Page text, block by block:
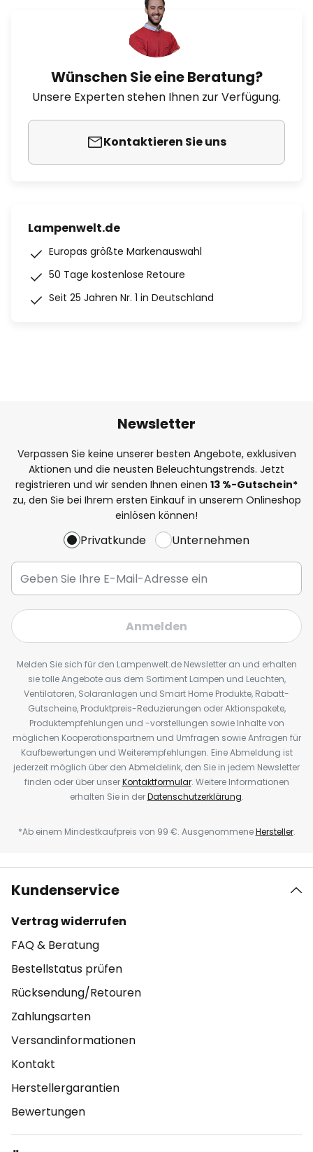
Wünschen Sie eine Beratung?
Unsere Experten stehen Ihnen zur Verfügung.
Kontaktieren Sie uns
Lampenwelt.de
Europas größte Markenauswahl
50 Tage kostenlose Retoure
Seit 25 Jahren Nr. 1 in Deutschland
Newsletter
Verpassen Sie keine unserer besten Angebote, exklusiven
Aktionen und die neusten Beleuchtungstrends. Jetzt
registrieren und wir senden Ihnen einen 13 %-Gutschein*
zu, den Sie bei Ihrem ersten Einkauf in unserem Onlineshop
einlösen können!
Privatkunde Unternehmen
Anmelden
Melden Sie sich für den Lampenwelt.de Newsletter an und erhalten
sie tolle Angebote aus dem Sortiment Lampen und Leuchten,
Ventilatoren, Solaranlagen und Smart Home Produkte, Rabatt-
Gutscheine, Produktpreis-Reduzierungen oder Aktionspakete,
Produktempfehlungen und -vorstellungen sowie Inhalte von
möglichen Kooperationspartnern und Umfragen sowie Anfragen für
Kaufbewertungen und Weiterempfehlungen. Eine Abmeldung ist
jederzeit möglich über den Abmeldelink, den Sie in jedem Newsletter
finden oder über unserKontaktformular. Weitere Informationen
erhalten Sie in derDatenschutzerklärung.
*Ab einem Mindestkaufpreis von 99 €. AusgenommeneHersteller.
Kundenservice
Vertrag widerrufen
FAQ & Beratung
Bestellstatus prüfen
Rücksendung/Retouren
Zahlungsarten
Versandinformationen
Kontakt
Herstellergarantien
Bewertungen